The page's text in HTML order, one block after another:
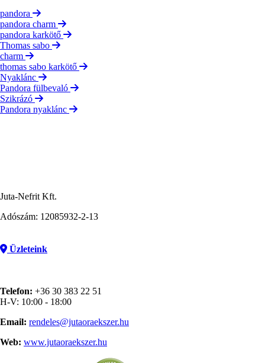
pandora
pandora charm
pandora karkötő
Thomas sabo
charm
thomas sabo karkötő
Nyaklánc
Pandora fülbevaló
Szikrázó
Pandora nyaklánc
Juta-Nefrit Kft.
Adószám: 12085932-2-13
Üzleteink
Telefon: +36 30 383 22 51
H-V: 10:00 - 18:00
Email: rendeles@jutaoraekszer.hu
Web: www.jutaoraekszer.hu